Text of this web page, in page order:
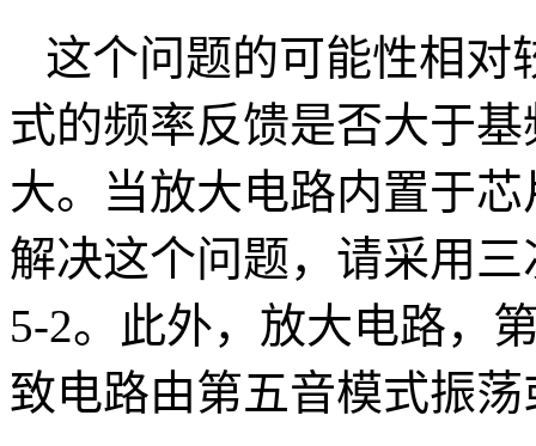
这个问题的可能性相对
式的频率反馈是否大于
大。当放大电路内置于
解决这个问题，请采用
5-2。此外，放大电路，
致电路由第五音模式振